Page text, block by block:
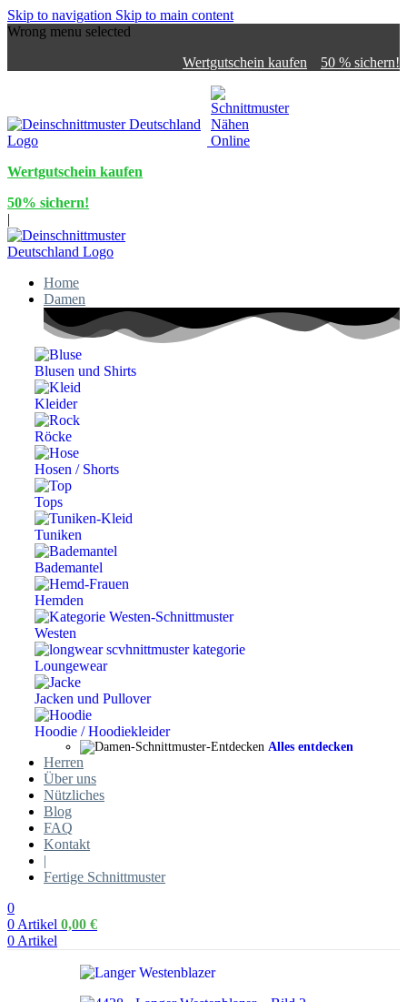
Skip to navigation Skip to main content
Wrong menu selected
Wertgutschein kaufen
50 % sichern!
Wertgutschein kaufen
50% sichern!
|
Home
Damen
Blusen und Shirts
Kleider
Röcke
Hosen / Shorts
Tops
Tuniken
Bademantel
Hemden
Westen
Loungewear
Jacken und Pullover
Hoodie / Hoodiekleider
Alles entdecken
Herren
Über uns
Nützliches
Blog
FAQ
Kontakt
|
Fertige Schnittmuster
0
0 Artikel 0,00 €
0 Artikel